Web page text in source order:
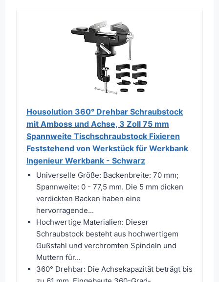
Housolution 360° Drehbar Schraubstock
mit Amboss und Achse, 3 Zoll 75 mm
Spannweite Tischschraubstock Fixieren
Feststehend von Werkstück für Werkbank
Ingenieur Werkbank - Schwarz
Universelle Größe: Backenbreite: 70 mm;
Spannweite: 0 - 77,5 mm. Die 5 mm dicken
verdickten Backen haben eine
hervorragende...
Hochwertige Materialien: Dieser
Schraubstock besteht aus hochwertigem
Gußstahl und verchromten Spindeln und
Muttern für...
360° Drehbar: Die Achsekapazität beträgt bis